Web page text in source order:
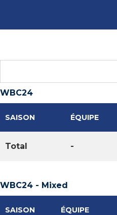
WBC24
SAISON ÉQUIPE
Total -
WBC24 - Mixed
SAISON ÉQUIPE